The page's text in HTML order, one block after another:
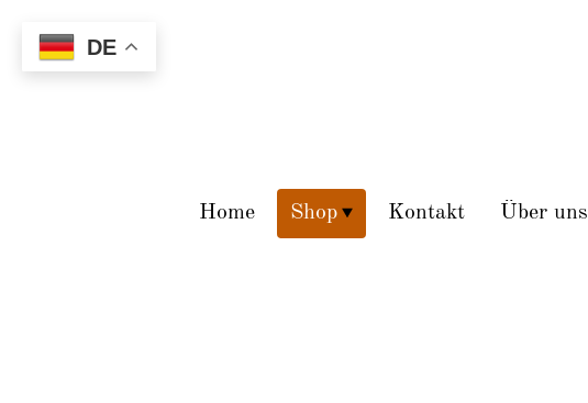
Home Shop Kontakt Über uns
DE